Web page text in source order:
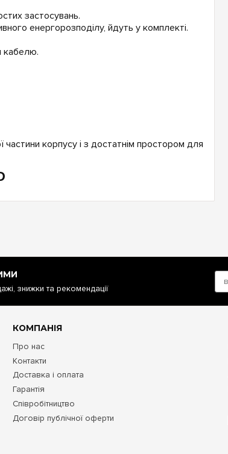
застосувань.
енергорозподілу, йдуть у комплекті.
кабелю.
корпусу і з достатнім простором для
знижки та рекомендації
КОМПАНІЯ
Про нас
Контакти
Доставка і оплата
Гарантія
Співробітництво
Договір публічної оферти